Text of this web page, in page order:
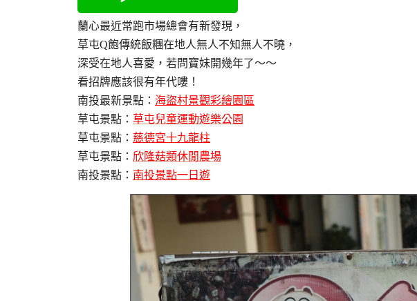
蘭心最近常跑市場總會有新發現，
草屯Q飽傳統飯糰在地人無人不知無人不曉，
深受在地人喜愛，若問寶妹開幾年了～～
看招牌應該很有年代嘍！
南投最新景點： 海盜村景觀彩繪園區
草屯景點： 草屯兒童運動遊樂公園
草屯景點： 慈德宮十九龍柱
草屯景點： 欣隆菇類休閒農場
南投景點： 南投景點一日遊